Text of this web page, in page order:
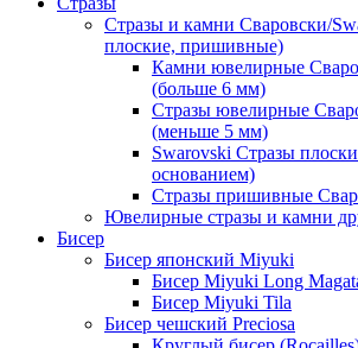
Стразы и камни Сваровски/
плоские, пришивные)
Камни ювелирные
(больше 6 мм)
Стразы ювелирные
(меньше 5 мм)
Swarovski Стразы
основанием)
Стразы пришивные
Ювелирные стразы и камни
Бисер
Бисер японский Miyuki
Бисер Miyuki Long
Бисер Miyuki Tila
Бисер чешский Preciosa